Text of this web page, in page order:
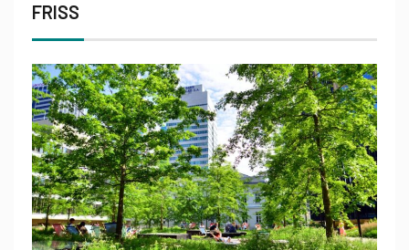
FRISS